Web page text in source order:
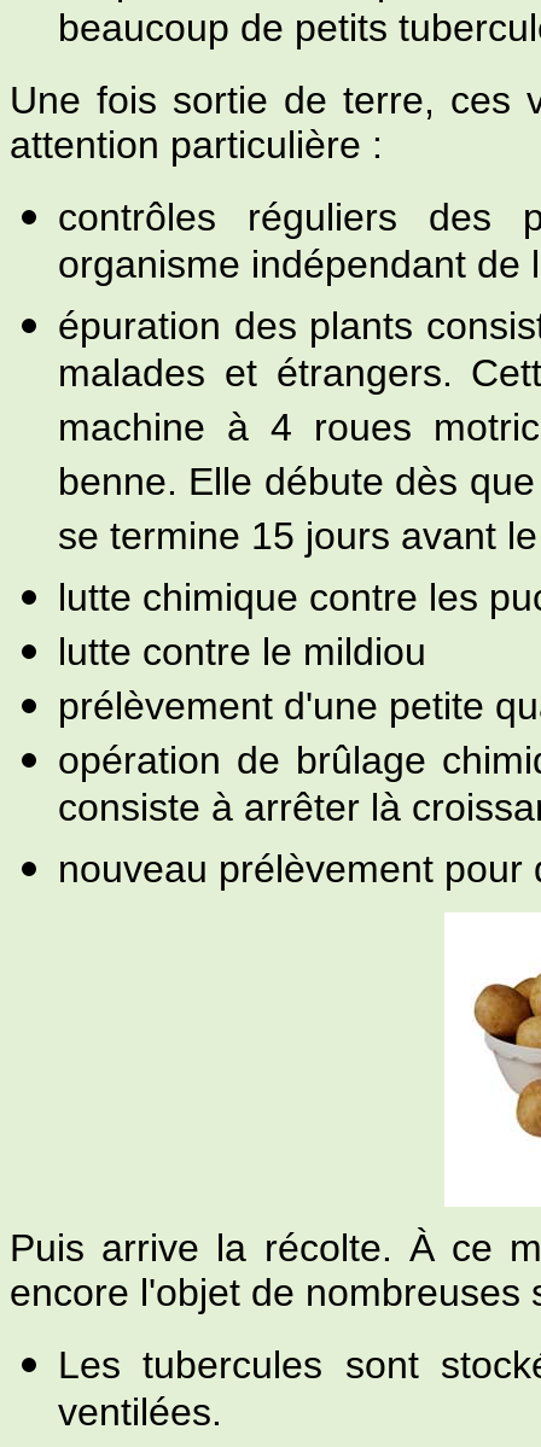
beaucoup de petits
Une fois sortie de terre, ces
attention particulière :
contrôles réguliers des
organisme indépendant de
épuration des plants
malades et étrangers.
machine à 4 roues
benne. Elle débute dès
se termine 15 jours avant
lutte chimique contre les
lutte contre le mildiou
prélèvement d'une petite
opération de brûlage
consiste à arrêter là
nouveau prélèvement
Puis arrive la récolte. À ce
encore l'objet de nombreuses
Les tubercules sont
ventilées.